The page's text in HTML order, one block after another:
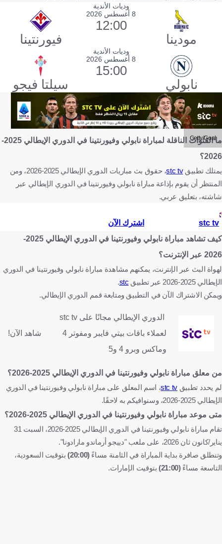
وديات الأندية
مودينا
8 أغسطس 2026
12:00
فيورنتينا
وديات الأندية
نابولي
8 أغسطس 2026
15:00
سيلتا فيجو
Getty/Goal
ما القنوات الناقلة لمباراة نابولي وفيورنتينا في الدوري الإيطالي 2025-
2026؟
يمتلك تطبيقstc tv
، حقوق بث مباريات الدوري الإيطالي 2025-2026، ومن
المنتظر أن يقوم بإذاعة مباراة نابولي وفيورنتينا في الدوري الإيطالي عبر
شاشته، بتعليق عربي.
stc tv
اشترك الآن
كيف تشاهد مباراة نابولي وفيورنتينا في الدوري الإيطالي 2025-
2026 عبر الإنترنت؟
لهواة البث عبر الإنترنت، يمكنهم مشاهدة مباراة نابولي وفيورنتينا في الدوري
الإيطالي 2025-2026 عبر تطبيق
stc
.
ويمكن الاشتراك الآن في التطبيق ومتابعة قمم الدوري الإيطالي.
الدوري الإيطالي مجانًا على stc tv
لعملاء باقات بيتي فايبر ومفوتر 4
وماكس وبرو 4 و5
شاهد الآن!
من معلق مباراة نابولي وفيورنتينا في الدوري الإيطالي 2025-2026؟
لم يحدد تطبيق stc tv، اسم المعلق على مباراة نابولي وفيورنتينا في الدوري
الإيطالي 2025-2026، وسنوافيكم به لاحقًا.
متى موعد مباراة نابولي وفيورنتينا في الدوري الإيطالي 2025-2026؟
تقام مباراة نابولي وفيورنتينا في الدوري الإيطالي 2025-2026، السبت 31
يناير/كانون ثان 2026، على ملعب "دييجو أرماندو مارادونا".
وتنطلق صافرة بداية المباراة في الثامنة مساءً(20:00)
بتوقيت السعودية،
التاسعة مساءً (21:00) بتوقيت الإمارات.